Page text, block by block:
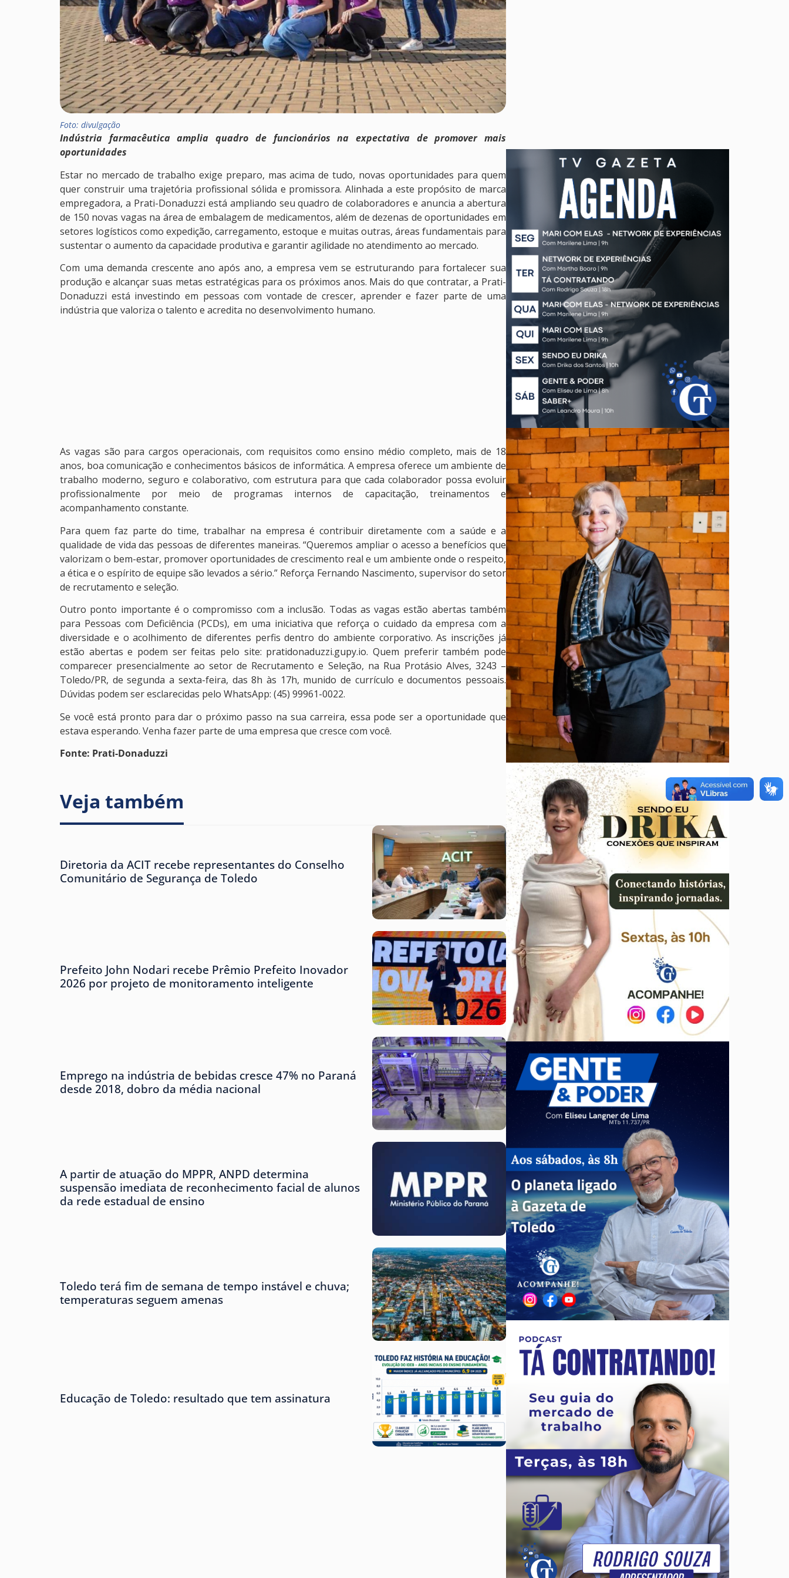
Foto: divulgação
Indústria farmacêutica amplia quadro de funcionários na expectativa de promover mais
oportunidades
Estar no mercado de trabalho exige preparo, mas acima de tudo, novas oportunidades para quem
quer construir uma trajetória profissional sólida e promissora. Alinhada a este propósito de marca
empregadora, a Prati-Donaduzzi está ampliando seu quadro de colaboradores e anuncia a abertura
de 150 novas vagas na área de embalagem de medicamentos, além de dezenas de oportunidades em
setores logísticos como expedição, carregamento, estoque e muitas outras, áreas fundamentais para
sustentar o aumento da capacidade produtiva e garantir agilidade no atendimento ao mercado.
Com uma demanda crescente ano após ano, a empresa vem se estruturando para fortalecer sua
produção e alcançar suas metas estratégicas para os próximos anos. Mais do que contratar, a Prati-
Donaduzzi está investindo em pessoas com vontade de crescer, aprender e fazer parte de uma
indústria que valoriza o talento e acredita no desenvolvimento humano.
As vagas são para cargos operacionais, com requisitos como ensino médio completo, mais de 18
anos, boa comunicação e conhecimentos básicos de informática. A empresa oferece um ambiente de
trabalho moderno, seguro e colaborativo, com estrutura para que cada colaborador possa evoluir
profissionalmente por meio de programas internos de capacitação, treinamentos e
acompanhamento constante.
Para quem faz parte do time, trabalhar na empresa é contribuir diretamente com a saúde e a
qualidade de vida das pessoas de diferentes maneiras. “Queremos ampliar o acesso a benefícios que
valorizam o bem-estar, promover oportunidades de crescimento real e um ambiente onde o respeito,
a ética e o espírito de equipe são levados a sério.” Reforça Fernando Nascimento, supervisor do setor
de recrutamento e seleção.
Outro ponto importante é o compromisso com a inclusão. Todas as vagas estão abertas também
para Pessoas com Deficiência (PCDs), em uma iniciativa que reforça o cuidado da empresa com a
diversidade e o acolhimento de diferentes perfis dentro do ambiente corporativo. As inscrições já
estão abertas e podem ser feitas pelo site: pratidonaduzzi.gupy.io. Quem preferir também pode
comparecer presencialmente ao setor de Recrutamento e Seleção, na Rua Protásio Alves, 3243 –
Toledo/PR, de segunda a sexta-feira, das 8h às 17h, munido de currículo e documentos pessoais.
Dúvidas podem ser esclarecidas pelo WhatsApp: (45) 99961-0022.
Se você está pronto para dar o próximo passo na sua carreira, essa pode ser a oportunidade que
estava esperando. Venha fazer parte de uma empresa que cresce com você.
Fonte: Prati-Donaduzzi
Veja também
Diretoria da ACIT recebe representantes do Conselho
Comunitário de Segurança de Toledo
Prefeito John Nodari recebe Prêmio Prefeito Inovador
2026 por projeto de monitoramento inteligente
Emprego na indústria de bebidas cresce 47% no Paraná
desde 2018, dobro da média nacional
A partir de atuação do MPPR, ANPD determina
suspensão imediata de reconhecimento facial de alunos
da rede estadual de ensino
Toledo terá fim de semana de tempo instável e chuva;
temperaturas seguem amenas
Educação de Toledo: resultado que tem assinatura